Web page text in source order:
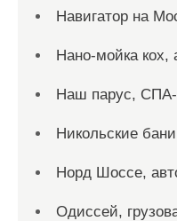
Навигатор на
Нано-мойка кох,
Наш парус, СПА-
Никольские бани
Норд Шоссе,
Одиссей,